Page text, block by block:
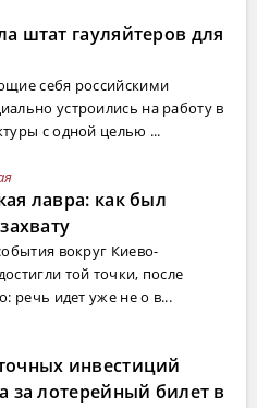
штат гауляйтеров для
себя российскими
устроились на работу в
с одной целью ...
лавра: как был
вокруг Киево-
той точки, после
речь идет уже не о в...
инвестиций
за лотерейный билет в